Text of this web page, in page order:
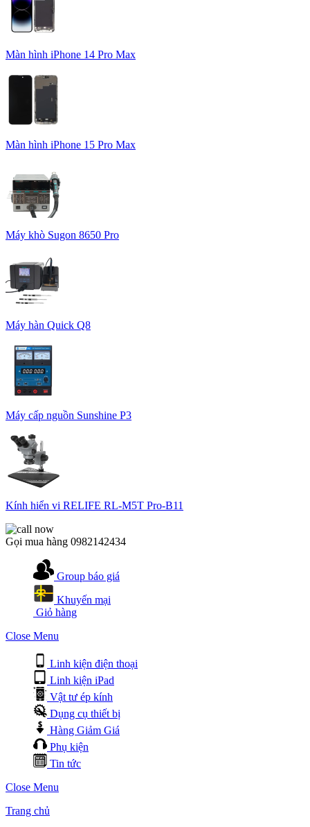
Màn hình iPhone 14 Pro Max
Màn hình iPhone 15 Pro Max
Máy khò Sugon 8650 Pro
Máy hàn Quick Q8
Máy cấp nguồn Sunshine P3
Kính hiển vi RELIFE RL-M5T Pro-B11
Gọi mua hàng 0982142434
Group báo giá
Khuyến mại
Giỏ hàng
Close Menu
Linh kiện điện thoại
Linh kiện iPad
Vật tư ép kính
Dụng cụ thiết bị
Hàng Giảm Giá
Phụ kiện
Tin tức
Close Menu
Trang chủ